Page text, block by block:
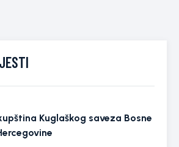
Kuglaškog saveza Bosne